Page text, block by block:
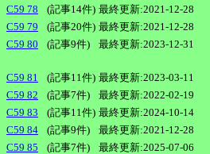
C59 78
(記事14件) 最終更新:2021-12-28
C59 79
(記事20件) 最終更新:2021-12-28
C59 80
(記事9件) 最終更新:2023-12-31
C59 81 (記事11件) 最終更新:2023-03-11
C59 82
(記事7件)
最終更新:2022-02-19
C59 83
(記事11件) 最終更新:2024-10-14
C59 84
(記事9件)
最終更新:2021-12-28
C59 85
(記事7件) 最終更新:2025-07-06